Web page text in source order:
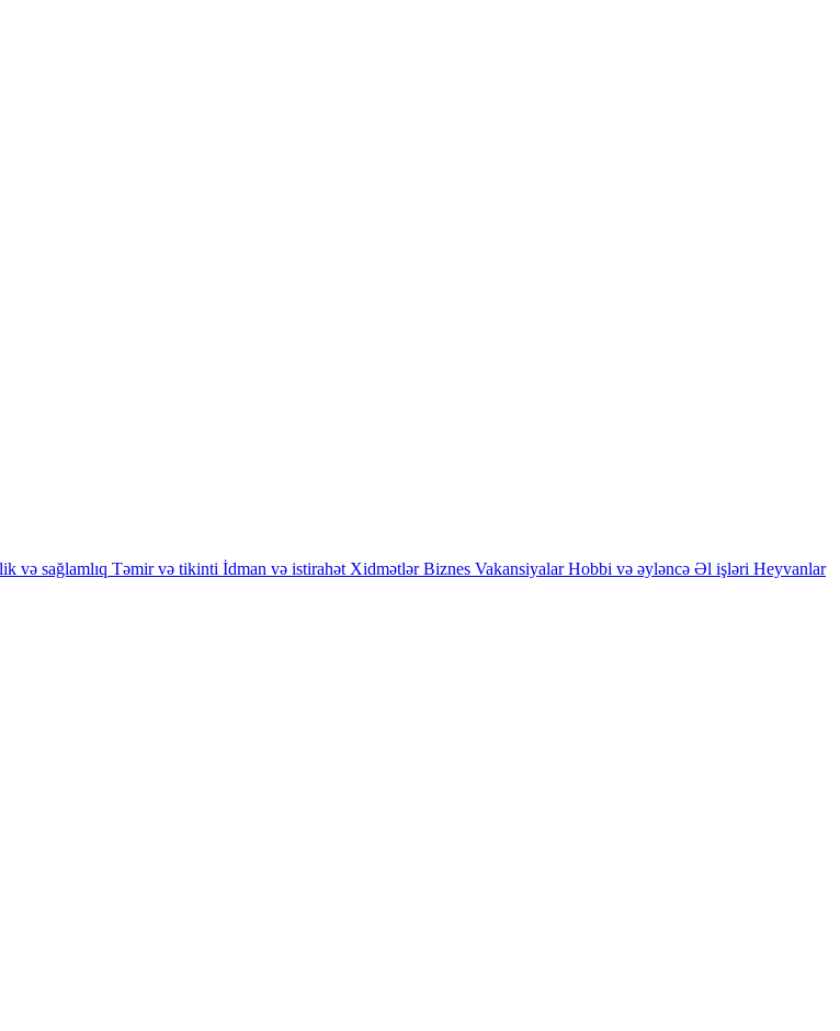
və sağlamlıq Təmir və tikinti İdman və istirahət Xidmətlər Biznes Vakansiyalar Hobbi və əyləncə Əl işləri Heyvanlar